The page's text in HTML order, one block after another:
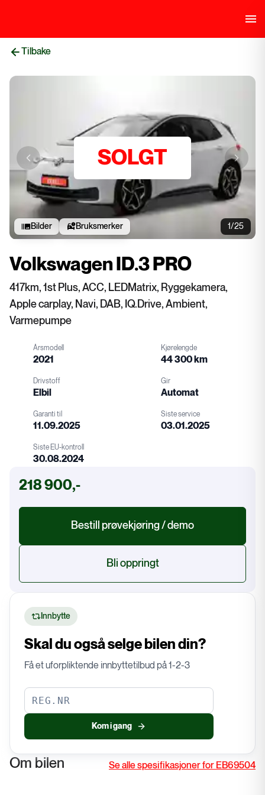
Tilbake
SOLGT
Previous slide Next
1/25
Bilder Bruksmerker
Volkswagen ID.3 PRO
417km, 1st Plus, ACC, LEDMatrix, Ryggekamera,
Apple carplay, Navi, DAB, IQ.Drive, Ambient,
Varmepumpe
Årsmodell
2021
Kjørelengde
44 300 km
Drivstoff
Drivstoff
Elbil
Gir
Automat
Garanti
Garanti til
11.09.2025
Siste service
03.01.2025
Siste EU-kontroll
30.08.2024
218 900,-
Bestill prøvekjøring / demo
Bli oppringt
Innbytte
Skal du også selge bilen din?
Få et uforpliktende innbyttetilbud på 1-2-3
Kom i gang
Om bilen Se alle spesifikasjoner for EB69504